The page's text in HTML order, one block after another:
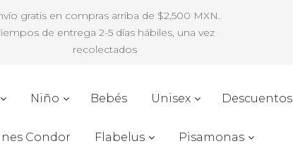
gratis en compras arriba de $2,500 MXN.
de entrega 2-5 días hábiles, una vez
recolectados
Niño Bebés Unisex Descuentos
Condor Flabelus Pisamonas